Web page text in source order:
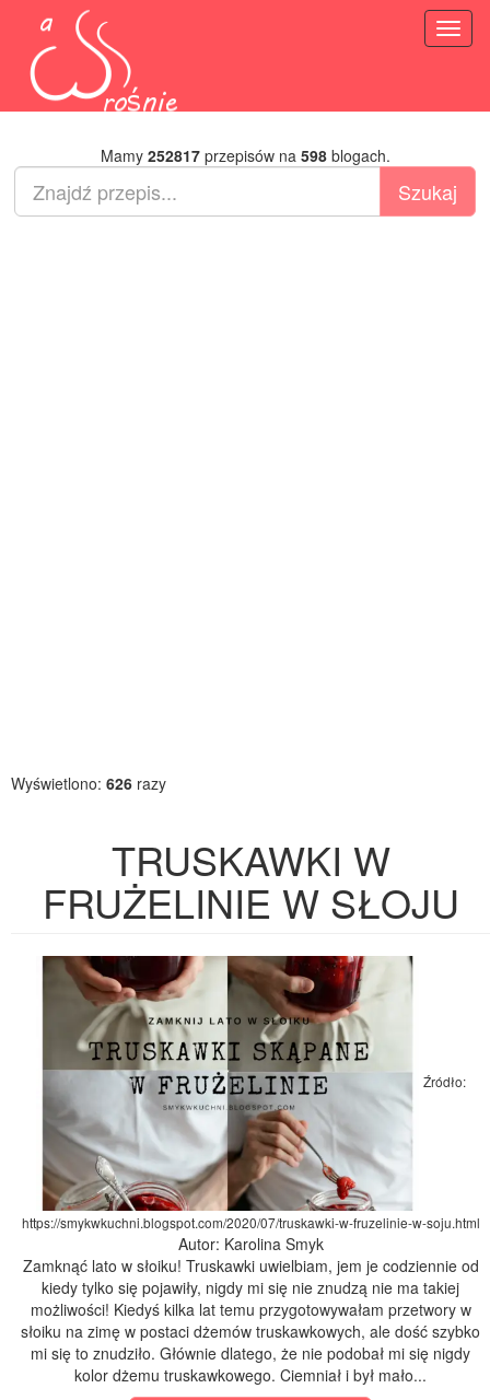
Mamy 252817przepisów na 598blogach.
Wyświetlono: 626 razy
TRUSKAWKI W
FRUŻELINIE W SŁOJU
Źródło:
https://smykwkuchni.blogspot.com/2020/07/truskawki-w-fruzelinie-w-soju.html
Autor: Karolina Smyk
Zamknąć lato w słoiku! Truskawki uwielbiam, jem je codziennie od
kiedy tylko się pojawiły, nigdy mi się nie znudzą nie ma takiej
możliwości! Kiedyś kilka lat temu przygotowywałam przetwory w
słoiku na zimę w postaci dżemów truskawkowych, ale dość szybko
mi się to znudziło. Głównie dlatego, że nie podobał mi się nigdy
kolor dżemu truskawkowego. Ciemniał i był mało...